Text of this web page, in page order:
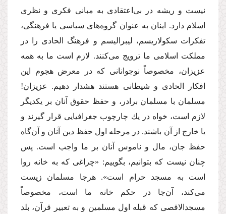
نیست و ریشه در بى‌اعتقادى به مبانى فكرى و نظرى
اسلام دارد. اینان به عنوان گروه‌هاى سیاسى یا فرهنگى،
تفكرات سكولاریسم، لیبرالیسم و فرهنگ الحادى را در
مملكت اسلامى ما ترویج مى‌كنند. لازم است ما به همه
عزیزان، مخصوصاً نوجوانانى كه در معرض هجوم این
افكار الحادى و شیطانى هستند هشدار دهیم. عزیزان!
مسلمان با مسلمان برادر، و حفظ حقوق آنان بر یكدیگر
لازم است، خواه در یك چارچوب جغرافیایى قرار گیرند و
یا خارج از آن باشند. در مرحله اول حفظ دین آنان و آن‌گاه
حفظ جان، مال و ناموس آنان بر ما واجب است. پس
چنان نیست كه بتوانیم، بگوییم: «چراغى كه به خانه روا
است به مسجد حرام است». هرجا مسلمان زیست
مى‌كند، آن‌جا در حكم خانه ما است، مخصوصاً
مسجدالاقصى كه قبله اول مسلمین و به تعبیر قرآن، بلد